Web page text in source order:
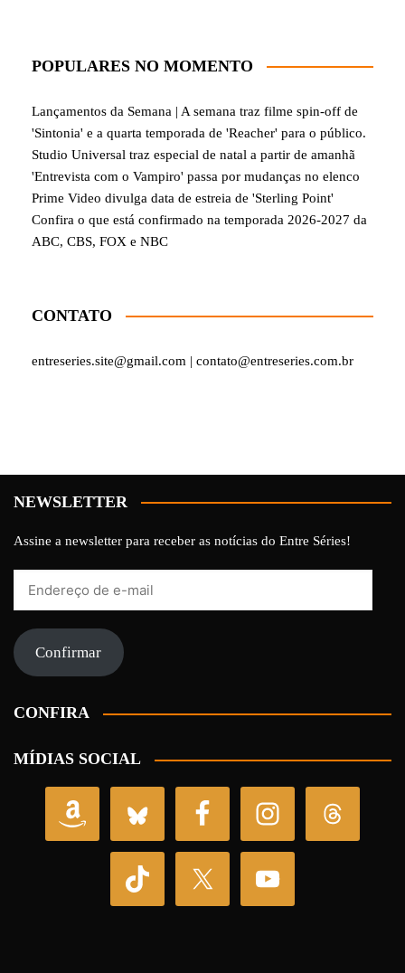
POPULARES NO MOMENTO
Lançamentos da Semana | A semana traz filme spin-off de
'Sintonia' e a quarta temporada de 'Reacher' para o público.
Studio Universal traz especial de natal a partir de amanhã
'Entrevista com o Vampiro' passa por mudanças no elenco
Prime Video divulga data de estreia de 'Sterling Point'
Confira o que está confirmado na temporada 2026-2027 da
ABC, CBS, FOX e NBC
CONTATO
entreseries.site@gmail.com | contato@entreseries.com.br
NEWSLETTER
Assine a newsletter para receber as notícias do Entre Séries!
mail Confirmar
CONFIRA
MÍDIAS SOCIAL